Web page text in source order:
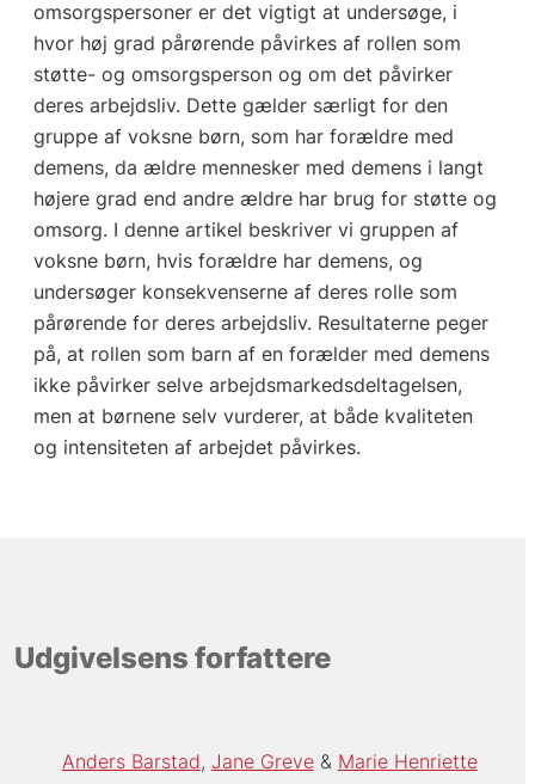
omsorgspersoner er det vigtigt at undersøge, i
hvor høj grad pårørende påvirkes af rollen som
støtte- og omsorgsperson og om det påvirker
deres arbejdsliv. Dette gælder særligt for den
gruppe af voksne børn, som har forældre med
demens, da ældre mennesker med demens i langt
højere grad end andre ældre har brug for støtte og
omsorg. I denne artikel beskriver vi gruppen af
voksne børn, hvis forældre har demens, og
undersøger konsekvenserne af deres rolle som
pårørende for deres arbejdsliv. Resultaterne peger
på, at rollen som barn af en forælder med demens
ikke påvirker selve arbejdsmarkedsdeltagelsen,
men at børnene selv vurderer, at både kvaliteten
og intensiteten af arbejdet påvirkes.
Udgivelsens forfattere
Anders Barstad Jane Greve
Marie Henriette